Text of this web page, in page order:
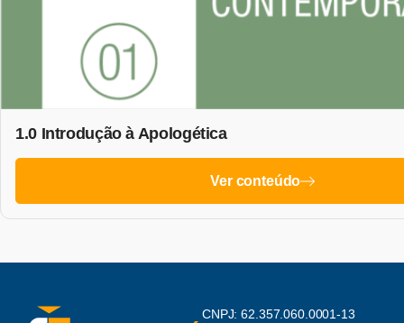
1.0 Introdução à Apologética
Ver conteúdo
CNPJ: 62.357.060.0001-13